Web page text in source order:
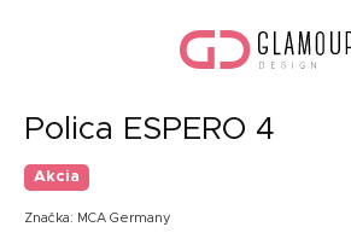
Polica ESPERO 4
Akcia
Značka: MCA Germany